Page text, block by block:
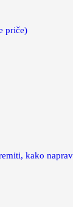
priče)
kako